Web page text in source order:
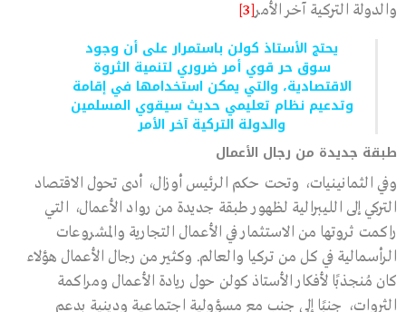
والدولة التركية آخر الأمر[3]
يحتج الأستاذ كولن باستمرار على أن وجود
سوق حر قوي أمر ضروري لتنمية الثروة
الاقتصادية، والتي يمكن استخدامها في إقامة
وتدعيم نظام تعليمي حديث سيقوي المسلمين
والدولة التركية آخر الأمر
طبقة جديدة من رجال الأعمال
وفي الثمانينيات، وتحت حكم الرئيس أوزال، أدى تحول الاقتصاد
التركي إلى الليبرالية لظهور طبقة جديدة من رواد الأعمال، التي
راكمت ثروتها من الاستثمار في الأعمال التجارية والمشروعات
الرأسمالية في كل من تركيا والعالم. وكثير من رجال الأعمال هؤلاء
كان مُنجذبًا لأفكار الأستاذ كولن حول ريادة الأعمال ومراكمة
الثروات، جنبًا إلى جنب مع مسؤولية اجتماعية ودينية بدعم